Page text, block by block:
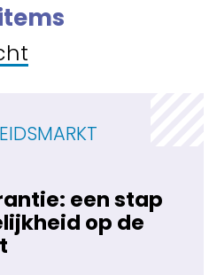
een stap
op de